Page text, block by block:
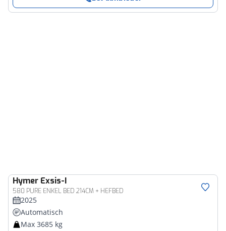
Hymer Exsis-I
580 PURE ENKEL BED 214CM + HEFBED
2025
Automatisch
Max 3685 kg